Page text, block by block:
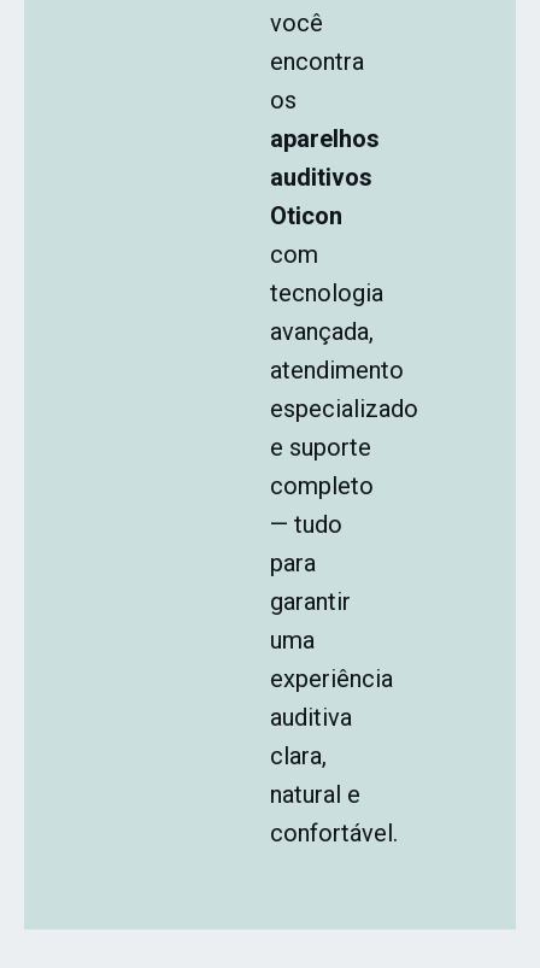
você
encontra
os
aparelhos
auditivos
Oticon
com
tecnologia
avançada,
atendimento
especializado
e suporte
completo
— tudo
para
garantir
uma
experiência
auditiva
clara,
natural e
confortável.